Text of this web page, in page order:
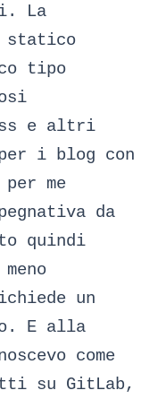
La
statico
tipo
e altri
i blog con
me
da
quindi
un
E alla
come
su GitLab,